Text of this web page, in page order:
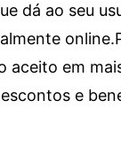
dá ao seu
online.
aceito em
e